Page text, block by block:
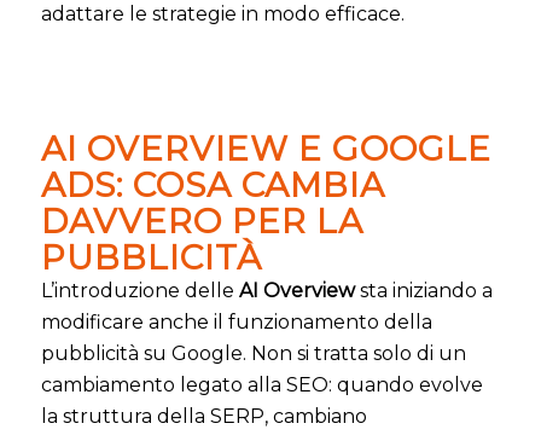
adattare le strategie in modo efficace.
AI OVERVIEW E GOOGLE
ADS: COSA CAMBIA
DAVVERO PER LA
PUBBLICITÀ
L’introduzione delle AI Overviewsta iniziando a
modificare anche il funzionamento della
pubblicità su Google. Non si tratta solo di un
cambiamento legato alla SEO: quando evolve
la struttura della SERP, cambiano